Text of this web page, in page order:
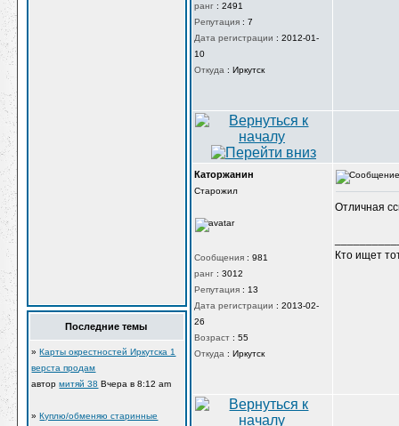
Последние темы
»Карты окрестностей Иркутска 1
верста продам
автормитяй 38 Вчера в 8:12 am
»Куплю/обменяю старинные
ранг : 2491
Репутация : 7
Дата регистрации : 2012-01-
10
Откуда : Иркутск
Каторжанин
Старожил
Сообщения : 981
ранг : 3012
Репутация : 13
Дата регистрации : 2013-02-
26
Возраст : 55
Откуда : Иркутск
Отличная
Кто ищет